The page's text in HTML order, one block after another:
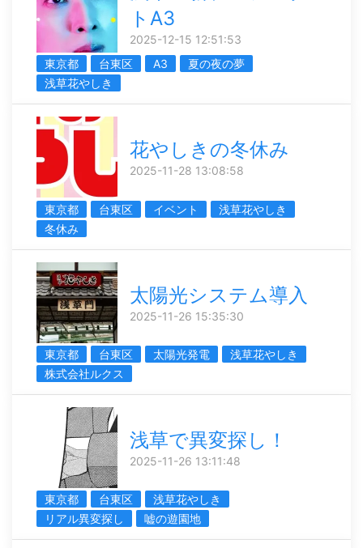
トA3
2025-12-15 12:51:53
東京都
台東区 A3
夏の夜の夢
浅草花やしき
花やしきの冬休み
2025-11-28 13:08:58
東京都 台東区 イベント
浅草花やしき
冬休み
太陽光システム導入
2025-11-26 15:35:30
東京都 台東区 太陽光発電
浅草花やしき
株式会社ルクス
浅草で異変探し！
2025-11-26 13:11:48
東京都 台東区
浅草花やしき
リアル異変探し
嘘の遊園地